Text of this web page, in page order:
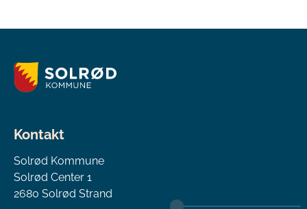
Kontakt
Solrød Kommune
Solrød Center 1
2680 Solrød Strand